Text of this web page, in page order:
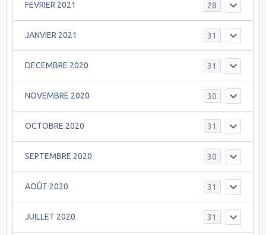
FEVRIER 2021 28
JANVIER 2021 31
DECEMBRE 2020 31
NOVEMBRE 2020 30
OCTOBRE 2020 31
SEPTEMBRE 2020 30
AOÛT 2020 31
JUILLET 2020 31